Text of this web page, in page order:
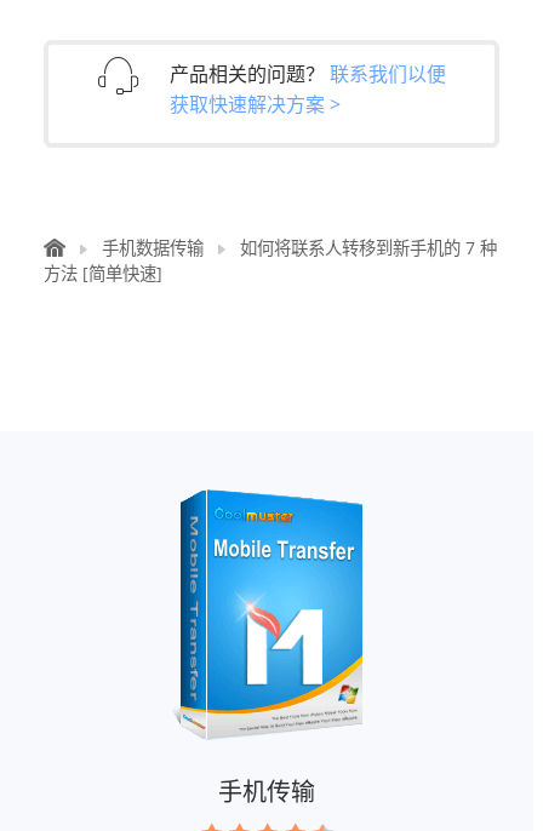
产品相关的问题？ 联系我们以便
获取快速解决方案 >
手机数据传输
如何将联系人转移到新手机的 7 种
方法 [简单快速]
手机传输